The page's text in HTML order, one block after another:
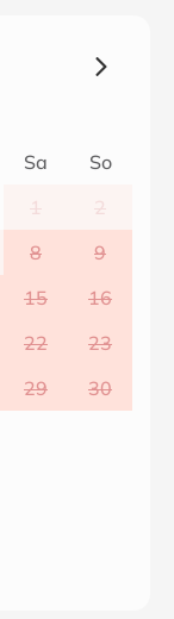
Sa
So
1
2
8
9
15
16
22
23
29
30